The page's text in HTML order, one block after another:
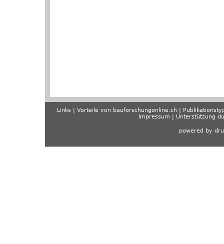
Links Vorteile von bauforschungonline.ch
Impressum
Unterstützung
powered by